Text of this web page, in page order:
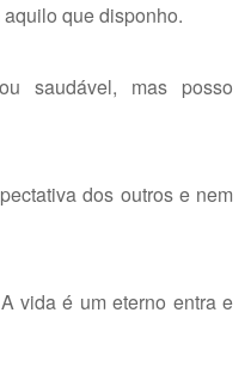
que disponho.
saudável, mas posso
dos outros e nem
vida é um eterno entra e